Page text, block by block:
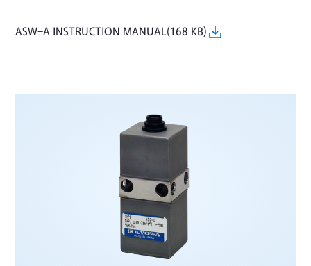
ASW-A INSTRUCTION MANUAL(168 KB)